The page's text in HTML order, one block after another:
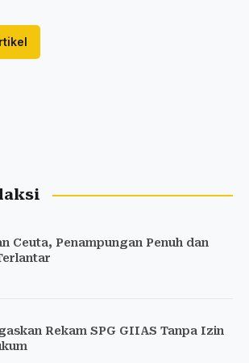
Ceuta, Penampungan Penuh dan
Rekam SPG GIIAS Tanpa Izin